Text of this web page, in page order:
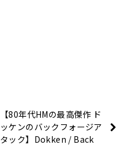
【80年代HMの最高傑作 ド
ッケンのバックフォージア
タック】Dokken / Back